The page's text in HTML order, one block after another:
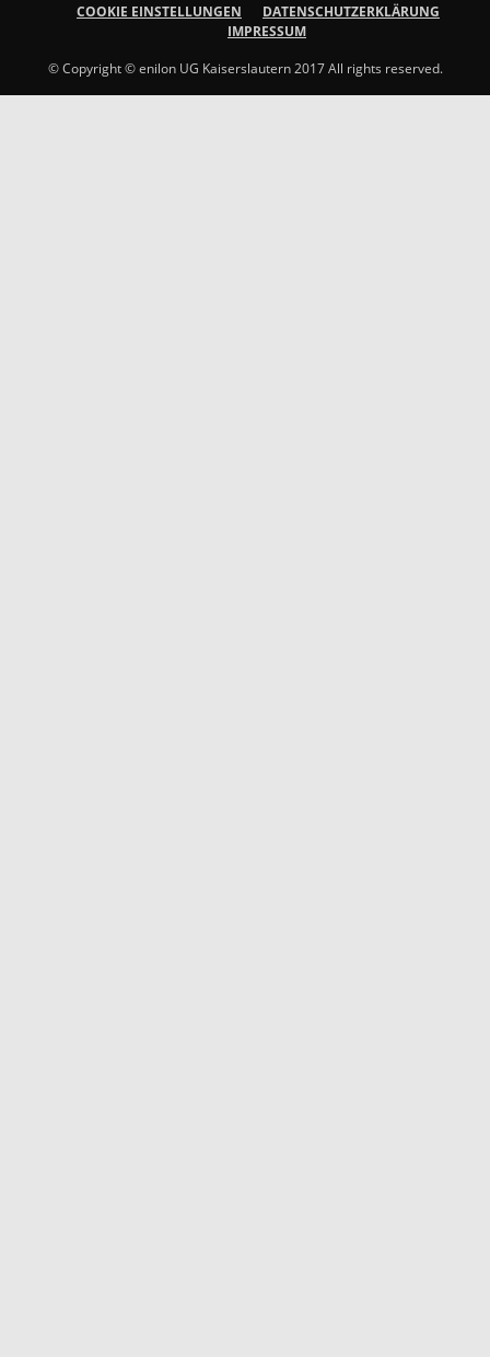
COOKIE EINSTELLUNGEN
DATENSCHUTZERKLÄRUNG
IMPRESSUM
© Copyright © enilon UG Kaiserslautern 2017 All rights reserved.